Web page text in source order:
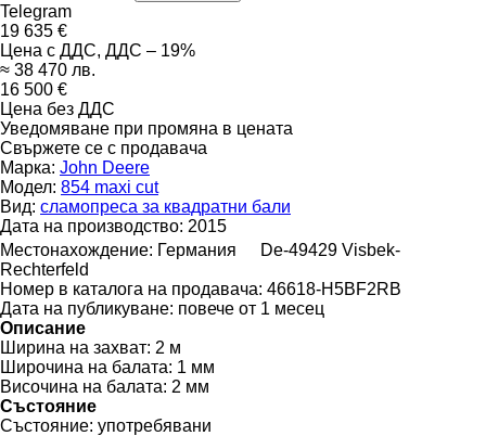
Telegram
19 635 €
Цена с ДДС, ДДС – 19%
≈ 38 470 лв.
16 500 €
Цена без ДДС
Уведомяване при промяна в цената
Свържете се с продавача
Марка: John Deere
Модел: 854 maxi cut
Вид: сламопреса за квадратни бали
Дата на производство: 2015
Местонахождение: Германия
De-49429 Visbek-
Rechterfeld
Номер в каталога на продавача: 46618-H5BF2RB
Дата на публикуване: повече от 1 месец
Описание
Ширина на захват: 2 м
Широчина на балата: 1 мм
Височина на балата: 2 мм
Състояние
Състояние: употребявани